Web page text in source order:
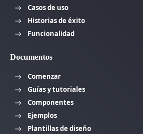
Casos de uso
Historias de éxito
Funcionalidad
Documentos
Comenzar
Guías y tutoriales
Componentes
Ejemplos
Plantillas de diseño